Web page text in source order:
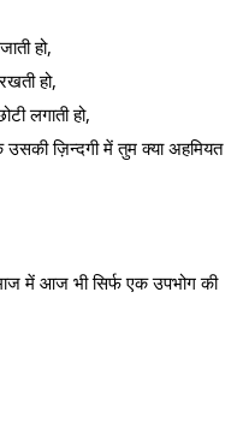
हो,
हो,
लगाती हो,
ज़िन्दगी में तुम क्या अहमियत
में आज भी सिर्फ एक उपभोग की